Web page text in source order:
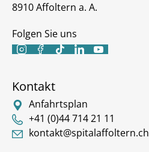
8910 Affoltern a. A.
Folgen Sie uns
    
Kontakt
Anfahrtsplan
+41 (0)44 714 21 11
kontakt@spitalaffoltern.ch